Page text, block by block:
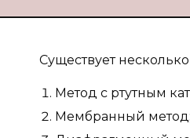
Существует
Метод с ртутным
Мембранный метод;